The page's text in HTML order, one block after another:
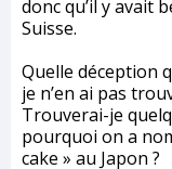
donc qu’il y avait
Suisse.
Quelle déception
je n’en ai pas
Trouverai-je
pourquoi on a
cake » au Japon ?